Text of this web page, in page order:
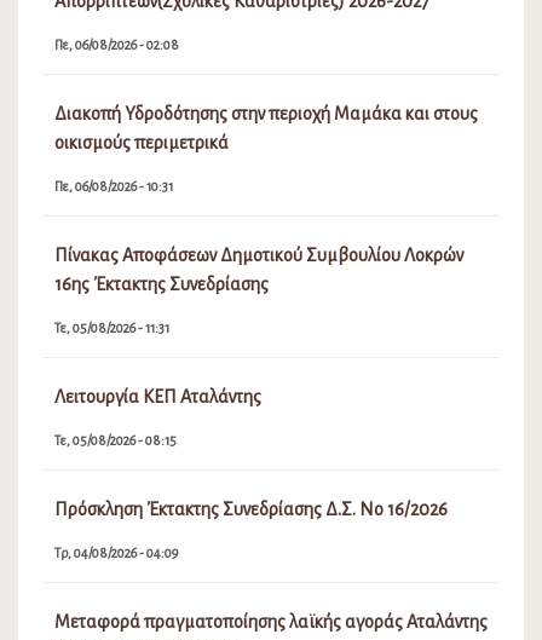
Πε, 06/08/2026 - 02:08
Διακοπή Υδροδότησης στην περιοχή Μαμάκα και στους
οικισμούς περιμετρικά
Πε, 06/08/2026 - 10:31
Πίνακας Αποφάσεων Δημοτικού Συμβουλίου Λοκρών
16ης Έκτακτης Συνεδρίασης
Τε, 05/08/2026 - 11:31
Λειτουργία ΚΕΠ Αταλάντης
Τε, 05/08/2026 - 08:15
Πρόσκληση Έκτακτης Συνεδρίασης Δ.Σ. Νο 16/2026
Τρ, 04/08/2026 - 04:09
Μεταφορά πραγματοποίησης λαϊκής αγοράς Αταλάντης